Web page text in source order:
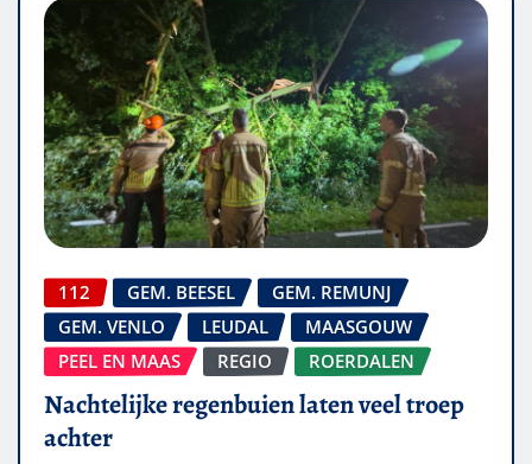
112 GEM. BEESEL
GEM. REMUNJ
GEM. VENLO
LEUDAL
MAASGOUW
PEEL EN MAAS
REGIO ROERDALEN
Nachtelijke regenbuien laten veel troep
achter